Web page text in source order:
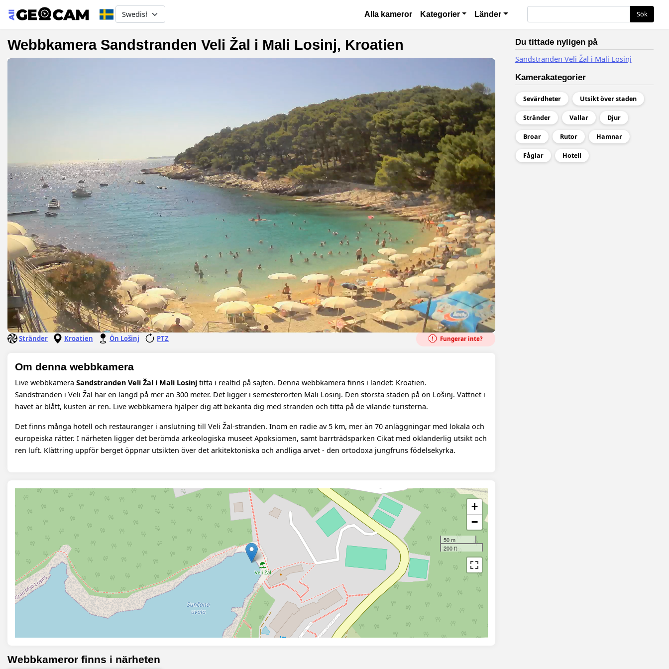
Select your language Основная навигация
Alla kameror Kategorier Länder Sök
Webbkamera Sandstranden Veli Žal i Mali Losinj, Kroatien
Stränder Kroatien Ön Lošinj PTZ Fungerar inte?
Om denna webbkamera
Live webbkamera Sandstranden Veli Žal i Mali Losinj titta i realtid på sajten. Denna webbkamera finns i landet: Kroatien.
Sandstranden i Veli Žal har en längd på mer än 300 meter. Det ligger i semesterorten Mali Losinj. Den största staden på ön Lošinj. Vattnet i
havet är blått, kusten är ren. Live webbkamera hjälper dig att bekanta dig med stranden och titta på de vilande turisterna.
Det finns många hotell och restauranger i anslutning till Veli Žal-stranden. Inom en radie av 5 km, mer än 70 anläggningar med lokala och
europeiska rätter. I närheten ligger det berömda arkeologiska museet Apoksiomen, samt barrträdsparken Cikat med oklanderlig utsikt och
ren luft. Klättring uppför berget öppnar utsikten över det arkitektoniska och andliga arvet - den ortodoxa jungfruns födelsekyrka.
+
−
50 m
200 ft
Webbkameror finns i närheten
Du tittade nyligen på
Sandstranden Veli Žal i Mali Losinj
Kamerakategorier
Sevärdheter Utsikt över staden
Stränder Vallar Djur
Broar Rutor Hamnar
Fåglar Hotell